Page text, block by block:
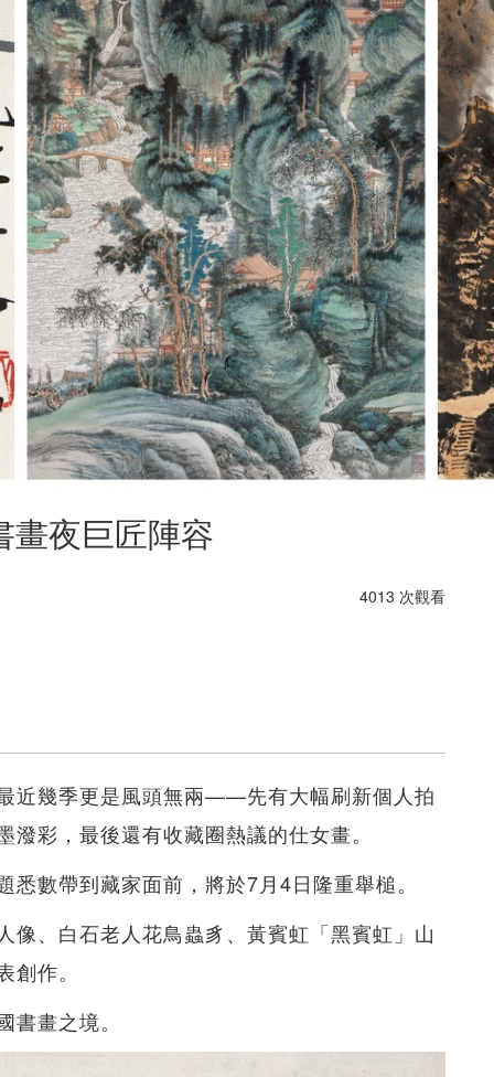
畫夜巨匠陣容
4013 次觀看
近幾季更是風頭無兩——先有大幅刷新個人拍
彩，最後還有收藏圈熱議的仕女畫。
數帶到藏家面前，將於7月4日隆重舉槌。
像、白石老人花鳥蟲豸、黃賓虹「黑賓虹」山
作。
畫之境。